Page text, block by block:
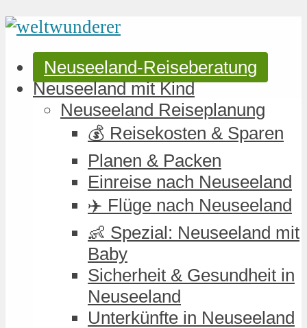
Neuseeland-Reiseberatung
Neuseeland mit Kind
Neuseeland Reiseplanung
💰 Reisekosten & Sparen
Planen & Packen
Einreise nach Neuseeland
✈️ Flüge nach Neuseeland
👶 Spezial: Neuseeland mit
Baby
Sicherheit & Gesundheit in
Neuseeland
Unterkünfte in Neuseeland